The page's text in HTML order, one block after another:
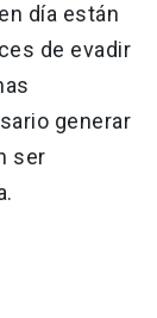
día están
de evadir
generar
ser